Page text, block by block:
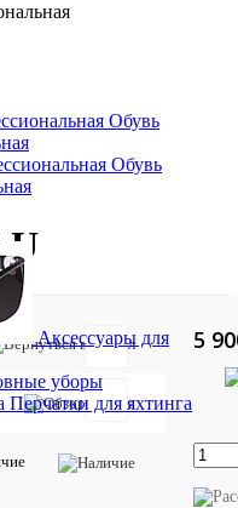
Обувь
Обувь
Аксессуары для
уборы
Перчатки для яхтинга
U
товара:
вещь
5